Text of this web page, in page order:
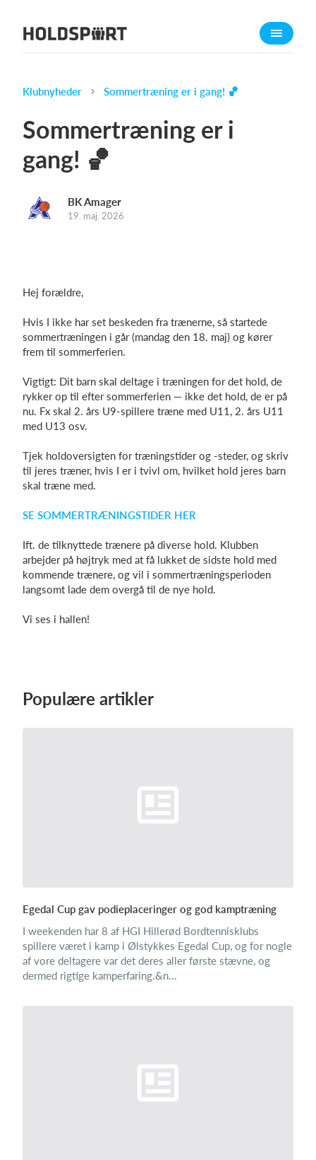
Om Holdsport
Presseomtale
Funktioner
Kontingentopkrævning
Klubnyheder Sommertræning er i gang! 🏀
Sommertræning er i
gang! 🏀
BK Amager
19. maj. 2026
Hej forældre,
Hvis I ikke har set beskeden fra trænerne, så startede
sommertræningen i går (mandag den 18. maj) og kører
frem til sommerferien.
Vigtigt: Dit barn skal deltage i træningen for det hold, de
rykker op til efter sommerferien — ikke det hold, de er på
nu. Fx skal 2. års U9-spillere træne med U11, 2. års U11
med U13 osv.
Tjek holdoversigten for træningstider og -steder, og skriv
til jeres træner, hvis I er i tvivl om, hvilket hold jeres barn
skal træne med.
SE SOMMERTRÆNINGSTIDER HER
Ift. de tilknyttede trænere på diverse hold. Klubben
arbejder på højtryk med at få lukket de sidste hold med
kommende trænere, og vil i sommertræningsperioden
langsomt lade dem overgå til de nye hold.
Vi ses i hallen!
Populære artikler
Egedal Cup gav podieplaceringer og god kamptræning
I weekenden har 8 af HGI Hillerød Bordtennisklubs
spillere været i kamp i Ølstykkes Egedal Cup, og for nogle
af vore deltagere var det deres aller første stævne, og
dermed rigtige kamperfaring.&n...